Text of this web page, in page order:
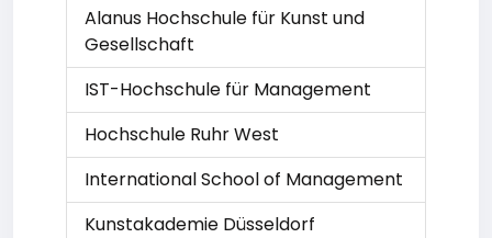
Alanus Hochschule für Kunst und
Gesellschaft
IST-Hochschule für Management
Hochschule Ruhr West
International School of Management
Kunstakademie Düsseldorf